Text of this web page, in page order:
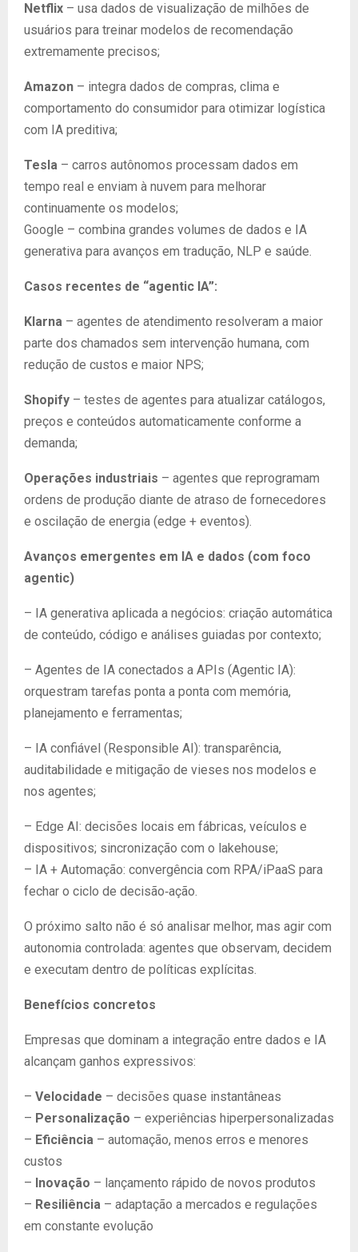
Netflix – usa dados de visualização de milhões de
usuários para treinar modelos de recomendação
extremamente precisos;
Amazon – integra dados de compras, clima e
comportamento do consumidor para otimizar logística
com IA preditiva;
Tesla – carros autônomos processam dados em
tempo real e enviam à nuvem para melhorar
continuamente os modelos;
Google – combina grandes volumes de dados e IA
generativa para avanços em tradução, NLP e saúde.
Casos recentes de “agentic IA”:
Klarna – agentes de atendimento resolveram a maior
parte dos chamados sem intervenção humana, com
redução de custos e maior NPS;
Shopify – testes de agentes para atualizar catálogos,
preços e conteúdos automaticamente conforme a
demanda;
Operações industriais – agentes que reprogramam
ordens de produção diante de atraso de fornecedores
e oscilação de energia (edge + eventos).
Avanços emergentes em IA e dados (com foco
agentic)
– IA generativa aplicada a negócios: criação automática
de conteúdo, código e análises guiadas por contexto;
– Agentes de IA conectados a APIs (Agentic IA):
orquestram tarefas ponta a ponta com memória,
planejamento e ferramentas;
– IA confiável (Responsible AI): transparência,
auditabilidade e mitigação de vieses nos modelos e
nos agentes;
– Edge AI: decisões locais em fábricas, veículos e
dispositivos; sincronização com o lakehouse;
– IA + Automação: convergência com RPA/iPaaS para
fechar o ciclo de decisão‑ação.
O próximo salto não é só analisar melhor, mas agir com
autonomia controlada: agentes que observam, decidem
e executam dentro de políticas explícitas.
Benefícios concretos
Empresas que dominam a integração entre dados e IA
alcançam ganhos expressivos:
– Velocidade – decisões quase instantâneas
– Personalização – experiências hiperpersonalizadas
– Eficiência – automação, menos erros e menores
custos
– Inovação – lançamento rápido de novos produtos
– Resiliência – adaptação a mercados e regulações
em constante evolução